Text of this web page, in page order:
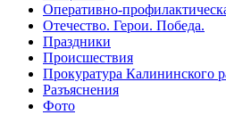
Оперативно-
Отечество. Герои. Победа.
Праздники
Происшествия
Прокуратура Калининского
Разъяснения
Фото